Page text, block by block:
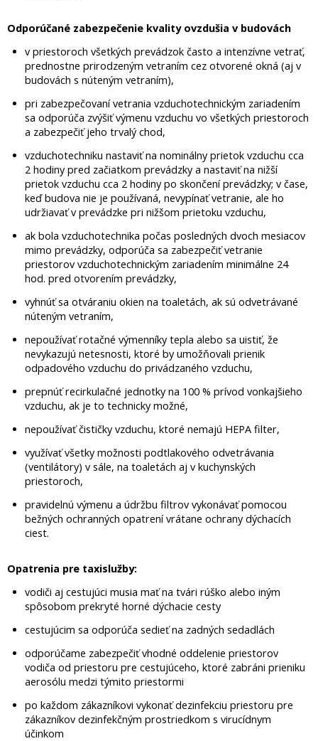
Odporúčané zabezpečenie kvality ovzdušia v budovách
v priestoroch všetkých prevádzok často a intenzívne vetrať,
prednostne prirodzeným vetraním cez otvorené okná (aj v
budovách s núteným vetraním),
pri zabezpečovaní vetrania vzduchotechnickým zariadením
sa odporúča zvýšiť výmenu vzduchu vo všetkých priestoroch
a zabezpečiť jeho trvalý chod,
vzduchotechniku nastaviť na nominálny prietok vzduchu cca
2 hodiny pred začiatkom prevádzky a nastaviť na nižší
prietok vzduchu cca 2 hodiny po skončení prevádzky; v čase,
keď budova nie je používaná, nevypínať vetranie, ale ho
udržiavať v prevádzke pri nižšom prietoku vzduchu,
ak bola vzduchotechnika počas posledných dvoch mesiacov
mimo prevádzky, odporúča sa zabezpečiť vetranie
priestorov vzduchotechnickým zariadením minimálne 24
hod. pred otvorením prevádzky,
vyhnúť sa otváraniu okien na toaletách, ak sú odvetrávané
núteným vetraním,
nepoužívať rotačné výmenníky tepla alebo sa uistiť, že
nevykazujú netesnosti, ktoré by umožňovali prienik
odpadového vzduchu do privádzaného vzduchu,
prepnúť recirkulačné jednotky na 100 % prívod vonkajšieho
vzduchu, ak je to technicky možné,
nepoužívať čističky vzduchu, ktoré nemajú HEPA filter,
využívať všetky možnosti podtlakového odvetrávania
(ventilátory) v sále, na toaletách aj v kuchynských
priestoroch,
pravidelnú výmenu a údržbu filtrov vykonávať pomocou
bežných ochranných opatrení vrátane ochrany dýchacích
ciest.
Opatrenia pre taxislužby:
vodiči aj cestujúci musia mať na tvári rúško alebo iným
spôsobom prekryté horné dýchacie cesty
cestujúcim sa odporúča sedieť na zadných sedadlách
odporúčame zabezpečiť vhodné oddelenie priestorov
vodiča od priestoru pre cestujúceho, ktoré zabráni prieniku
aerosólu medzi týmito priestormi
po každom zákazníkovi vykonať dezinfekciu priestoru pre
zákazníkov dezinfekčným prostriedkom s virucídnym
účinkom